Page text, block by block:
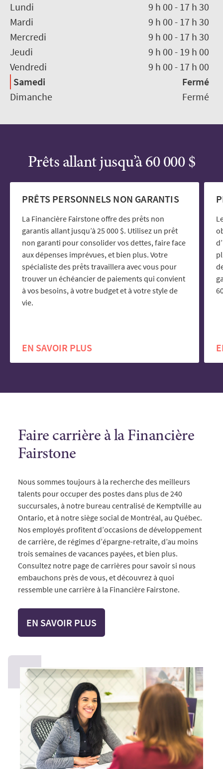
Lundi 9 h 00 - 17 h 30
Mardi
9 h 00 - 17 h 30
Mercredi
9 h 00 - 17 h 30
Jeudi
9 h 00 - 19 h 00
Vendredi
9 h 00 - 17 h 00
Samedi
Fermé
Dimanche
Fermé
Prêts allant jusqu’à 60 000 $
PRÊTS PERSONNELS NON GARANTIS
La Financière Fairstone offre des prêts non
garantis allant jusqu’à 25 000 $. Utilisez un prêt
non garanti pour consolider vos dettes, faire face
aux dépenses imprévues, et bien plus. Votre
spécialiste des prêts travaillera avec vous pour
trouver un échéancier de paiements qui convient
à vos besoins, à votre budget et à votre style de
vie.
EN SAVOIR PLUS
Faire carrière à la Financière
Fairstone
Nous sommes toujours à la recherche des meilleurs
talents pour occuper des postes dans plus de 240
succursales, à notre bureau centralisé de Kemptville au
Ontario, et à notre siège social de Montréal, au Québec.
Nos employés profitent d’occasions de développement
de carrière, de régimes d’épargne-retraite, d’au moins
trois semaines de vacances payées, et bien plus.
Consultez notre page de carrières pour savoir si nous
embauchons près de vous, et découvrez à quoi
ressemble une carrière à la Financière Fairstone.
EN SAVOIR PLUS